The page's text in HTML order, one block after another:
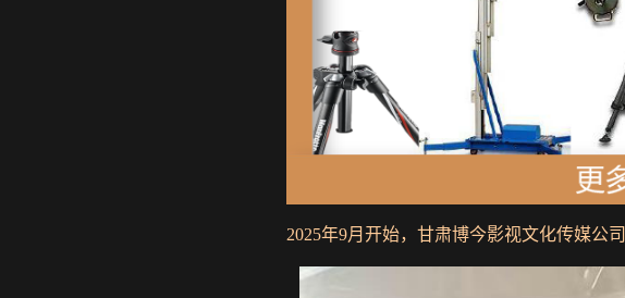
2025年9月开始，甘肃博今影视文化传媒公